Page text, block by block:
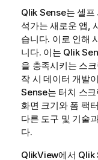
Qlik Sense는 셀프
석가는 새로운 앱,
습니다. 이로 인해
니다. 이는 Qlik
을 충족시키는 스
작 시 데이터 개발
Sense는 터치 스
화면 크기와 폼 팩
다른 도구 및 기술
다.
QlikView에서 Qlik